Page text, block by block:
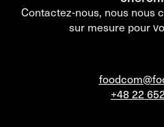
Contactez-nous, nous nous
sur mesure pour
+48 22